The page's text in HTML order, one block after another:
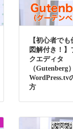
【初心者で
図解付き！】
クエディタ
（Gutenberg）
WordPress.tv
方